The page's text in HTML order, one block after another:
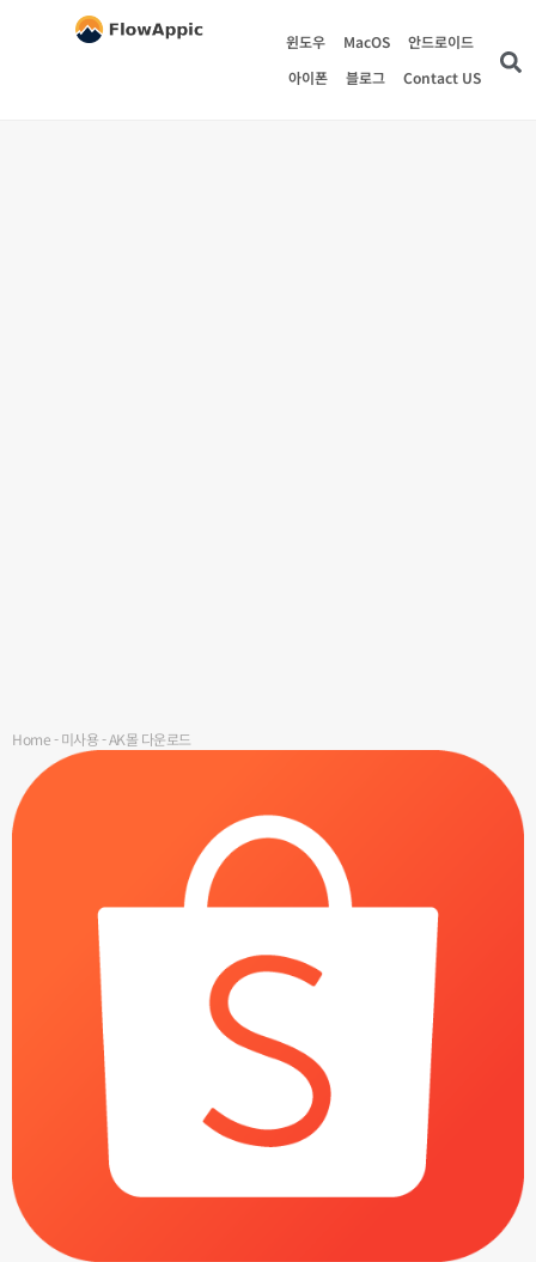
윈도우 MacOS
안드로이드
아이폰
블로그 Contact US
Home-미사용-AK몰 다운로드